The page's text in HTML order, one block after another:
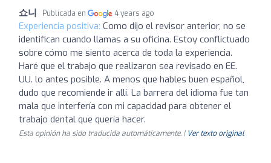
쇼니 Publicada en 4 years ago
Experiencia positiva: Como dijo el revisor anterior, no se
identifican cuando llamas a su oficina. Estoy conflictuado
sobre cómo me siento acerca de toda la experiencia.
Haré que el trabajo que realizaron sea revisado en EE.
UU. lo antes posible. A menos que hables buen español,
dudo que recomiende ir allí. La barrera del idioma fue tan
mala que interfería con mi capacidad para obtener el
trabajo dental que quería hacer.
Esta opinión ha sido traducida automáticamente. | Ver texto original